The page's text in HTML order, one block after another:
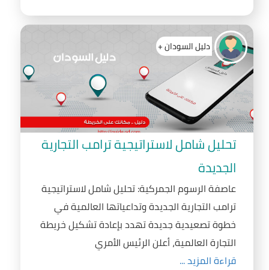
دليل السودان +
تحليل شامل لاستراتيجية ترامب التجارية
الجديدة
عاصفة الرسوم الجمركية: تحليل شامل لاستراتيجية
ترامب التجارية الجديدة وتداعياتها العالمية في
خطوة تصعيدية جديدة تهدد بإعادة تشكيل خريطة
التجارة العالمية، أعلن الرئيس الأمري
قراءة المزيد ...